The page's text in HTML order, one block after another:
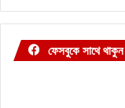
ফেসবুকে সাথে থাকুন